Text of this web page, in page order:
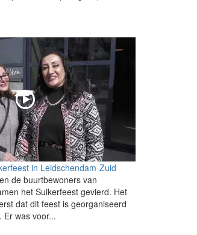
in Leidschendam-Zuid
de buurtbewoners van
het Suikerfeest gevierd. Het
dat dit feest is georganiseerd
Er was voor...